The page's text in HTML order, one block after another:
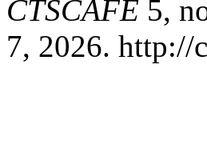
CTSCAFE 5,
7, 2026. http://